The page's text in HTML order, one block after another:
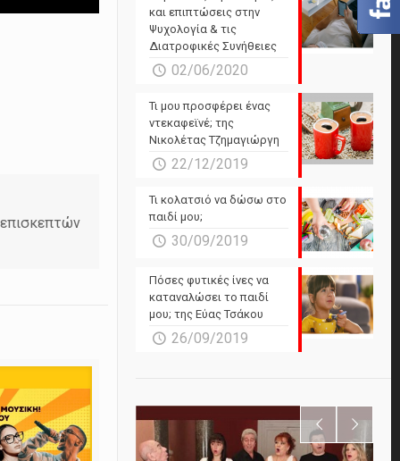
και επιπτώσεις στην
Ψυχολογία & τις
Διατροφικές Συνήθειες
02/06/2020
Τι μου προσφέρει ένας
ντεκαφεϊνέ; της
Νικολέτας Τζημαγιώργη
22/12/2019
Τι κολατσιό να δώσω στο
παιδί μου;
30/09/2019
Πόσες φυτικές ίνες να
καταναλώσει το παιδί
μου; της Εύας Τσάκου
26/09/2019